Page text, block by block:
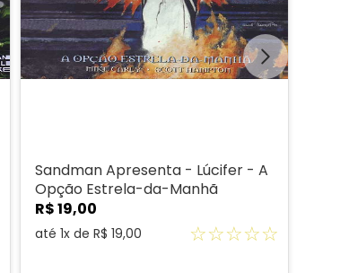
Sandman Apresenta - Lúcifer - A
Opção Estrela-da-Manhã
R$19,00
até 1x de R$ 19,00 ☆☆☆☆☆